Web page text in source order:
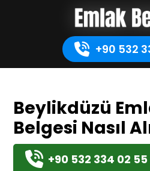
+90 532
Beylikdüzü
Belgesi Nasıl
+90 532 334 02 55